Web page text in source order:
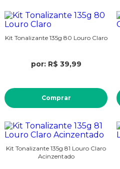
Kit Tonalizante 135g 80 Louro Claro
por: R$ 39,99
Comprar
Kit Tonalizante 135g 81 Louro Claro
Acinzentado